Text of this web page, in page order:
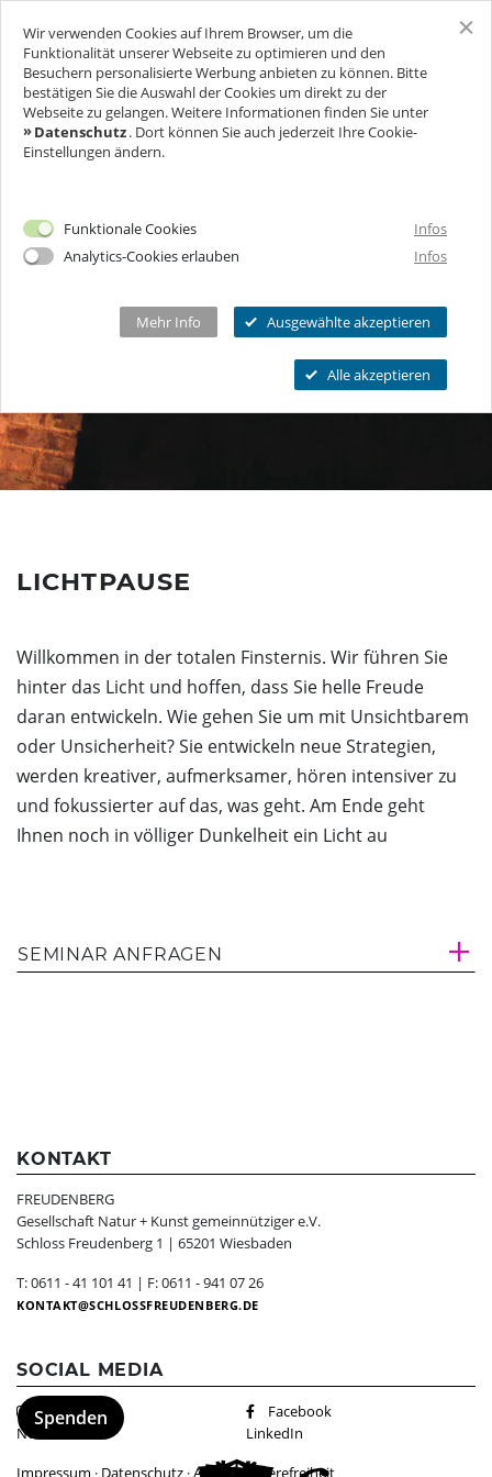
SCHLOSS FREUDENBERG
BESUCH
Ich will Euch besuchen!
Ermäßigungen
Tickets
Programmkalender
Geförderter Besuch
Seniorengruppen
FÜR UNTERNEHMEN
Schlosscafé
Dein Fest
Kindergeburtstag
FAQs Kindergeburtstage
Frühstück in der Dunkelbar
THEATER & KULTUR
Wanderbühne Freudenberg
Anstehende Kulturveranstaltungen
MEHR INFOS...
Öffnungszeiten
Eintrittspreise
Ermäßigungen
Ticketshop
Mobiles Erfahrungsfeld
Naturkita LA LE LU
Stellenangebote
Presse
Spenden
Schloss-Podcast
LICHTPAUSE
Willkommen in der totalen Finsternis. Wir führen Sie
hinter das Licht und hoffen, dass Sie helle Freude
daran entwickeln. Wie gehen Sie um mit Unsichtbarem
oder Unsicherheit? Sie entwickeln neue Strategien,
werden kreativer, aufmerksamer, hören intensiver zu
und fokussierter auf das, was geht. Am Ende geht
Ihnen noch in völliger Dunkelheit ein Licht au
SEMINAR ANFRAGEN
KONTAKT
FREUDENBERG
Gesellschaft Natur + Kunst gemeinnütziger e.V.
Schloss Freudenberg 1 | 65201 Wiesbaden
T: 0611 - 41 101 41 | F: 0611 - 941 07 26
KONTAKT SCHLOSSFREUDENBERG.DE
SOCIAL MEDIA
Instagram
Facebook
Newsletter
LinkedIn
Impressum · Datenschutz ·AGBs ·Barrierefreiheit
Spenden
Wir verwenden Cookies auf Ihrem Browser, um die
Funktionalität unserer Webseite zu optimieren und den
Besuchern personalisierte Werbung anbieten zu können. Bitte
bestätigen Sie die Auswahl der Cookies um direkt zu der
Webseite zu gelangen. Weitere Informationen finden Sie unter
Datenschutz. Dort können Sie auch jederzeit Ihre Cookie-
Einstellungen ändern.
Funktionale Cookies
Infos
Analytics-Cookies erlauben
Infos
Mehr Info Ausgewählte akzeptieren
Alle akzeptieren